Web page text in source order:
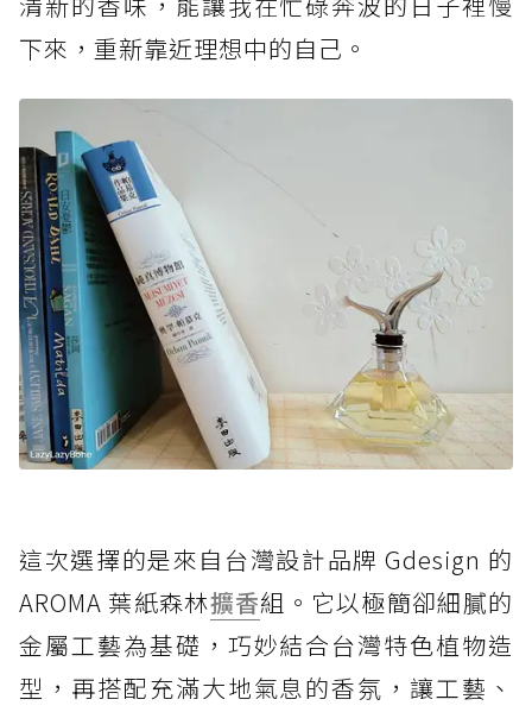
下來，重新靠近理想中的自己。
這次選擇的是來自台灣設計品牌 Gdesign 的
AROMA 葉紙森林擴香組。它以極簡卻細膩的
金屬工藝為基礎，巧妙結合台灣特色植物造
型，再搭配充滿大地氣息的香氛，讓工藝、